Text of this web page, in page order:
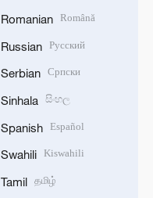
Romanian Română
Russian Русский
Serbian Српски
Sinhala සිංහල
Spanish Español
Swahili Kiswahili
Tamil தமிழ்